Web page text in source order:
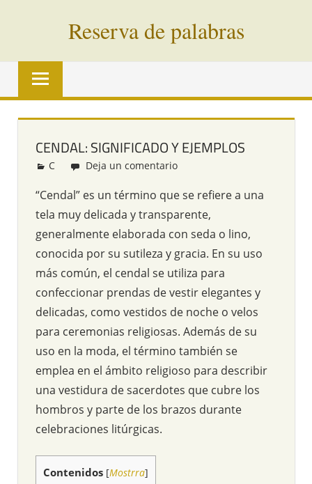
Reserva de palabras
Palabras
vías
todo
mundo
CENDAL: SIGNIFICADO Y EJEMPLOS
Redacción
C Deja un comentario
“Cendal” es un término que se refiere a una
tela muy delicada y transparente,
generalmente elaborada con seda o lino,
conocida por su sutileza y gracia. En su uso
más común, el cendal se utiliza para
confeccionar prendas de vestir elegantes y
delicadas, como vestidos de noche o velos
para ceremonias religiosas. Además de su
uso en la moda, el término también se
emplea en el ámbito religioso para describir
una vestidura de sacerdotes que cubre los
hombros y parte de los brazos durante
celebraciones litúrgicas.
Contenidos [Mostrra]